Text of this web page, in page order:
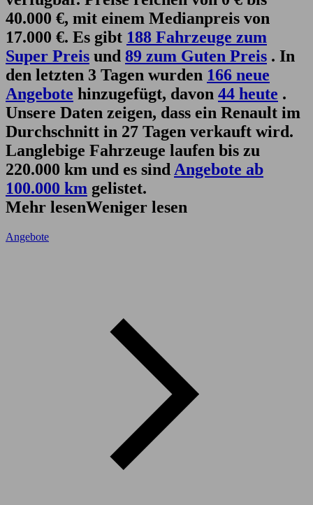
40.000 €, mit einem Medianpreis von
17.000 €. Es gibt 188 Fahrzeuge zum
Super Preis und 89 zum Guten Preis . In
den letzten 3 Tagen wurden 166 neue
Angebote hinzugefügt, davon 44 heute .
Unsere Daten zeigen, dass ein Renault im
Durchschnitt in 27 Tagen verkauft wird.
Langlebige Fahrzeuge laufen bis zu
220.000 km und es sind Angebote ab
100.000 km gelistet.
Mehr lesenWeniger lesen
Angebote